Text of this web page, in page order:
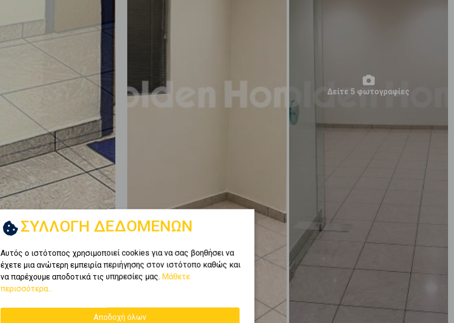
Δείτε 5 φωτογραφίες
ΣΥΛΛΟΓΗ ΔΕΔΟΜΕΝΩΝ
Αυτός ο ιστότοπος χρησιμοποιεί cookies για να σας βοηθήσει να
έχετε μια ανώτερη εμπειρία περιήγησης στον ιστότοπο καθώς και
να παρέχουμε αποδοτικά τις υπηρεσίες μας. Μάθετε
περισσότερα...
Αποδοχή όλων